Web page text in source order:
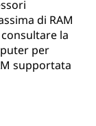
di RAM
consultare la
per
supportata